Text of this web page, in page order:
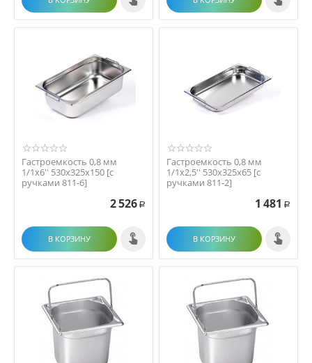
Гастроемкость 0,8 мм
1/1х6'' 530х325х150 [с
ручками 811-6]
2 526 Р
В КОРЗИНУ
Гастроемкость 0,8 мм
1/1х2,5'' 530х325х65 [с
ручками 811-2]
1 481 Р
В КОРЗИНУ